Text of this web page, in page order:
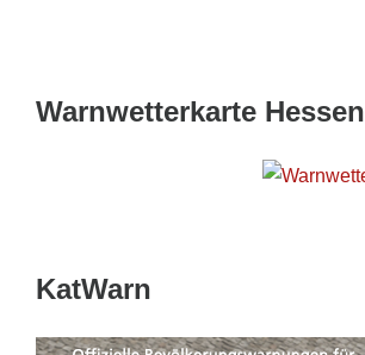
Warnwetterkarte Hessen
KatWarn